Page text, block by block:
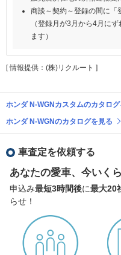
商談～契約～登録の間に「
（登録月が3月から4月に
ます）
[ 情報提供：(株)リクルート ]
ホンダ N-WGNカスタムのカタロ
ホンダ N-WGNのカタログを見る
車査定を依頼する
あなたの愛車、今いく
申込み最短3時間後に最大20
らせ！